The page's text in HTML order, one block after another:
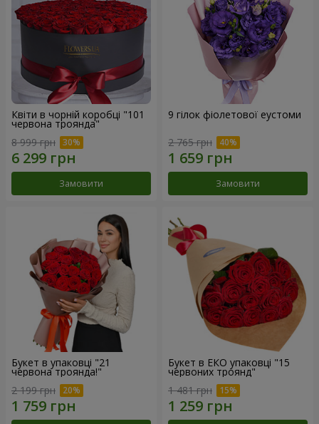
Квіти в чорній коробці "101
червона троянда"
8 999 грн
Замовити
9 гілок фіолетової еустоми
2 765 грн
Замовити
Букет в упаковці "21
червона троянда!"
2 199 грн
Букет в ЕКО упаковці "15
червоних троянд"
1 481 грн